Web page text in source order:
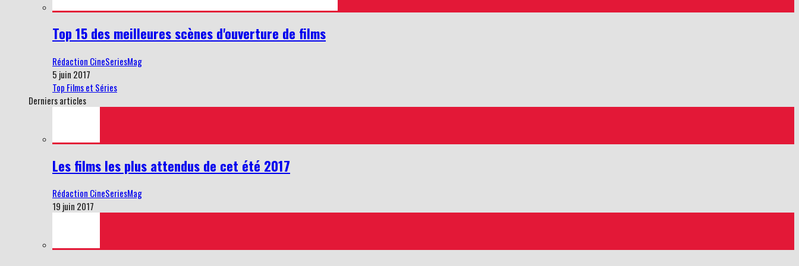
Top 15 des meilleures scènes d'ouverture de films
Rédaction CineSeriesMag
5 juin 2017
Top Films et Séries
Derniers articles
Les films les plus attendus de cet été 2017
Rédaction CineSeriesMag
19 juin 2017